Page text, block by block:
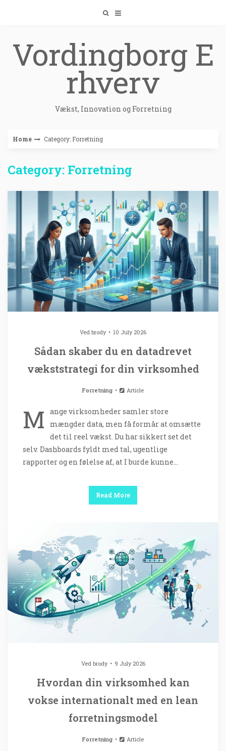
Vordingborg E
rhverv
Vækst, Innovation og Forretning
Home Category: Forretning
Category: Forretning
Ved brody 10 July 2026
Sådan skaber du en datadrevet
vækststrategi for din virksomhed
Forretning Article
M
ange virksomheder samler store
mængder data, men få formår at omsætte
det til reel vækst. Du har sikkert set det
selv. Dashboards fyldt med tal, ugentlige
rapporter og en følelse af, at I burde kunne…
Read More
Ved brody 9 July 2026
Hvordan din virksomhed kan
vokse internationalt med en lean
forretningsmodel
Forretning Article